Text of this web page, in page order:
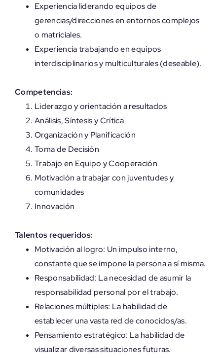
Experiencia liderando equipos de
gerencias/direcciones en entornos complejos
o matriciales.
Experiencia trabajando en equipos
interdisciplinarios y multiculturales (deseable).
Competencias:
Liderazgo y orientación a resultados
Análisis, Síntesis y Crítica
Organización y Planificación
Toma de Decisión
Trabajo en Equipo y Cooperación
Motivación a trabajar con juventudes y
comunidades
Innovación
Talentos requeridos:
Motivación al logro: Un impulso interno,
constante que se impone la persona a sí misma.
Responsabilidad: La necesidad de asumir la
responsabilidad personal por el trabajo.
Relaciones múltiples: La habilidad de
establecer una vasta red de conocidos/as.
Pensamiento estratégico: La habilidad de
visualizar diversas situaciones futuras.